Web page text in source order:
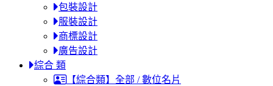
包裝設計
服裝設計
商標設計
廣告設計
綜合 類
【綜合類】全部 / 數位名片